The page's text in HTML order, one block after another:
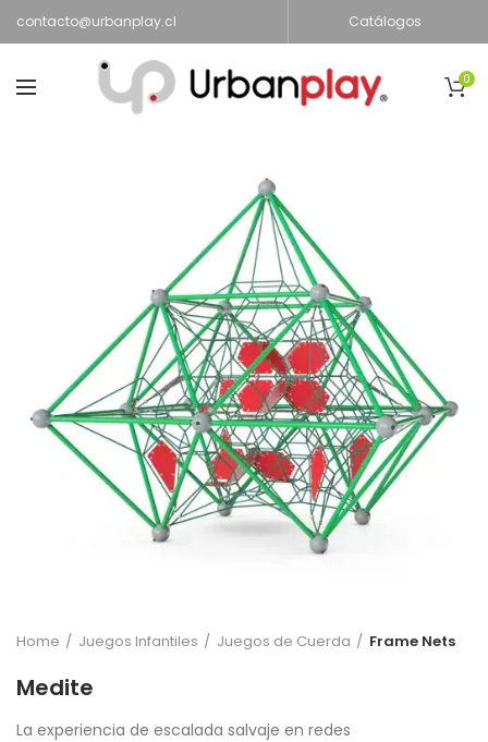
contacto@urbanplay.cl Catálogos
0
Home Juegos Infantiles Juegos de Cuerda Frame Nets
Medite
La experiencia de escalada salvaje en redes